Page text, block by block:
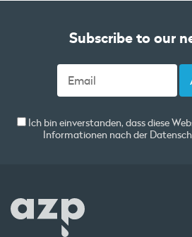
Subscribe to our
Ich bin einverstanden, dass diese
Informationen nach der